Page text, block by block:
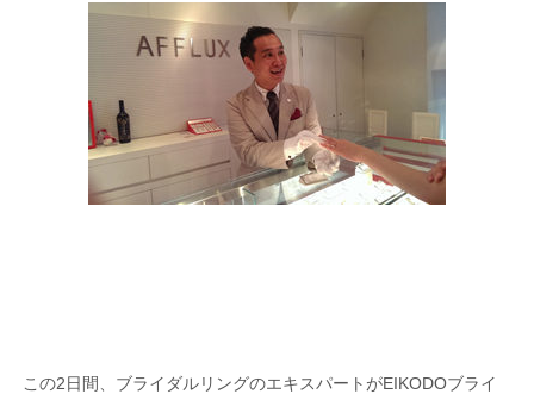
この2日間、ブライダルリングのエキスパートがEIKODOブライ